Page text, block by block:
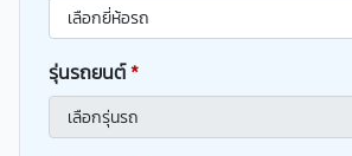
รุ่นรถยนต์*